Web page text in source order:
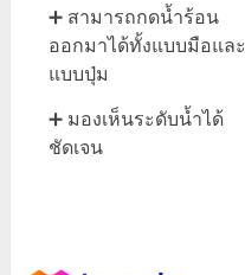
➕ สามารถกดน้ำร้อน
ออกมาได้ทั้งแบบมือและ
แบบปุ่ม
➕ มองเห็นระดับน้ำได้
ชัดเจน